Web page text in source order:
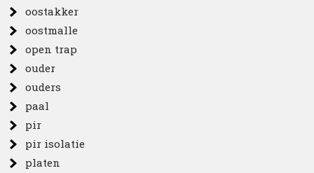
oostakker
oostmalle
open trap
ouder
ouders
paal
pir
pir isolatie
platen